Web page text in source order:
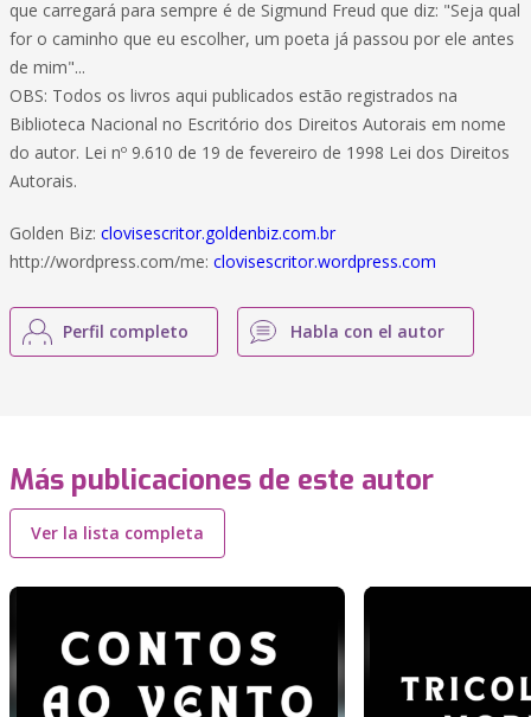
que carregará para sempre é de Sigmund Freud que diz: "Seja qual
for o caminho que eu escolher, um poeta já passou por ele antes
de mim"...
OBS: Todos os livros aqui publicados estão registrados na
Biblioteca Nacional no Escritório dos Direitos Autorais em nome
do autor. Lei nº 9.610 de 19 de fevereiro de 1998 Lei dos Direitos
Autorais.
Golden Biz: clovisescritor.goldenbiz.com.br
http://wordpress.com/me: clovisescritor.wordpress.com
Perfil completo Habla con el autor
Más publicaciones de este autor
Ver la lista completa